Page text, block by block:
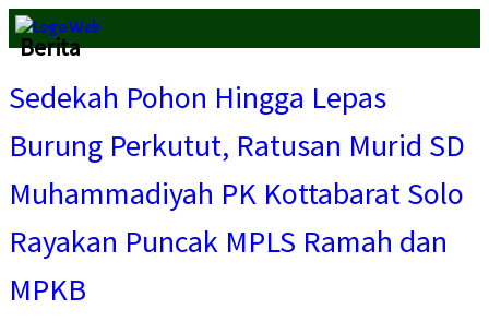
Sedekah Pohon Hingga Lepas
Burung Perkutut, Ratusan Murid SD
Muhammadiyah PK Kottabarat Solo
Rayakan Puncak MPLS Ramah dan
MPKB
Berita